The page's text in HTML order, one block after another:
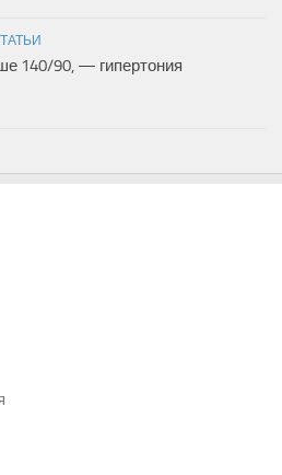
140/90, — гипертония